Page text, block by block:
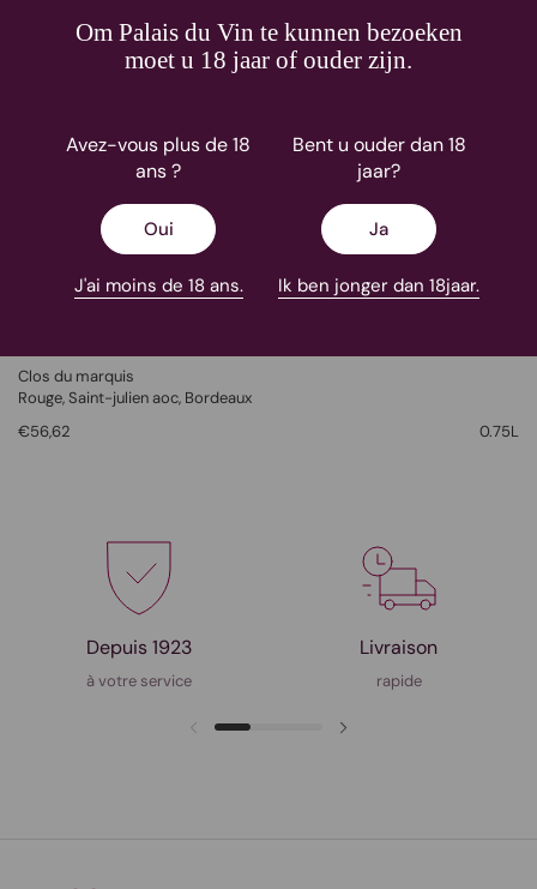
Om Palais du Vin te kunnen bezoeken
moet u 18 jaar of ouder zijn.
Avez-vous plus de 18
ans ?
Oui
J'ai moins de 18 ans.
Bent u ouder dan 18
jaar?
Ja
Ik ben jonger dan 18jaar.
Clos du marquis
Rouge, Saint-julien aoc, Bordeaux
€56,62
0.75L
Depuis 1923
à votre service
Livraison
rapide